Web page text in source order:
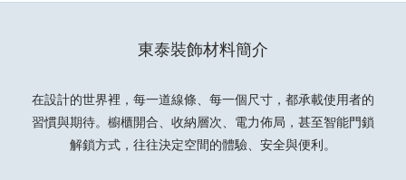
東泰裝飾材料簡介
在設計的世界裡，每一道線條、每一個尺寸，都承載使用者的
習慣與期待。櫥櫃開合、收納層次、電力佈局，甚至智能門鎖
解鎖方式，往往決定空間的體驗、安全與便利。